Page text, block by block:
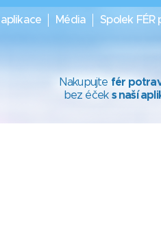
Média Spolek FÉR
Nakupujte fér
bez éček s naší